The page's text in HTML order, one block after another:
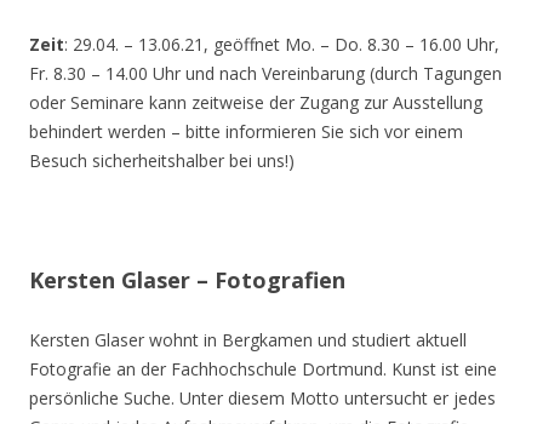
Zeit: 29.04. – 13.06.21, geöffnet Mo. – Do. 8.30 – 16.00 Uhr,
Fr. 8.30 – 14.00 Uhr und nach Vereinbarung (durch Tagungen
oder Seminare kann zeitweise der Zugang zur Ausstellung
behindert werden – bitte informieren Sie sich vor einem
Besuch sicherheitshalber bei uns!)
Kersten Glaser – Fotografien
Kersten Glaser wohnt in Bergkamen und studiert aktuell
Fotografie an der Fachhochschule Dortmund. Kunst ist eine
persönliche Suche. Unter diesem Motto untersucht er jedes